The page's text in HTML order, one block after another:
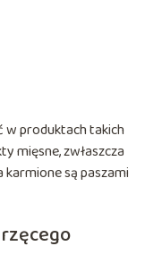
w produktach takich
mięsne, zwłaszcza
są paszami